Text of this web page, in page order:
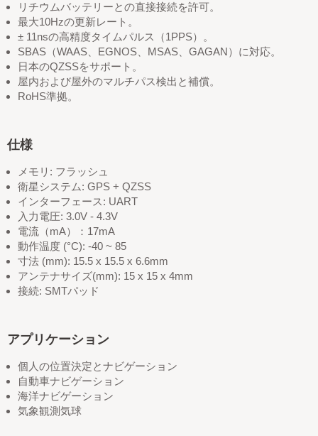
リチウムバッテリーとの直接接続を許可。
最大10Hzの更新レート。
± 11nsの高精度タイムパルス（1PPS）。
SBAS（WAAS、EGNOS、MSAS、GAGAN）に対応。
日本のQZSSをサポート。
屋内および屋外のマルチパス検出と補償。
RoHS準拠。
仕様
メモリ: フラッシュ
衛星システム: GPS + QZSS
インターフェース: UART
入力電圧: 3.0V - 4.3V
電流（mA）：17mA
動作温度 (°C): -40 ~ 85
寸法 (mm): 15.5 x 15.5 x 6.6mm
アンテナサイズ(mm): 15 x 15 x 4mm
接続: SMTパッド
アプリケーション
個人の位置決定とナビゲーション
自動車ナビゲーション
海洋ナビゲーション
気象観測気球